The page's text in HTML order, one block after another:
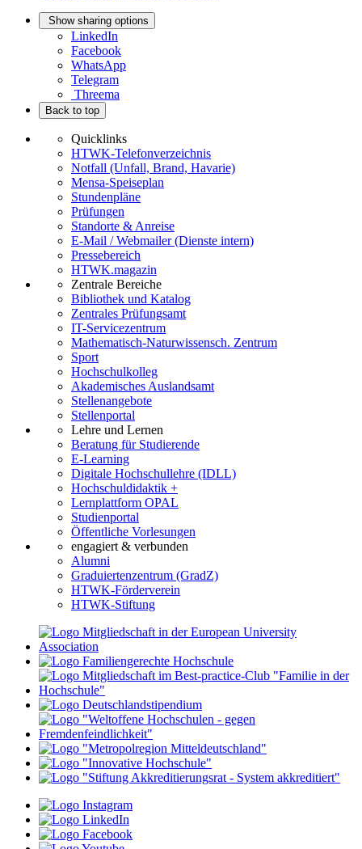
Show sharing options
LinkedIn
Facebook
WhatsApp
Telegram
Threema
Back to top
Quicklinks
HTWK-Telefonverzeichnis
Notfall (Unfall, Brand, Havarie)
Mensa-Speiseplan
Stundenpläne
Prüfungen
Standorte & Anreise
E-Mail / Webmailer (Dienste intern)
Pressebereich
HTWK.magazin
Zentrale Bereiche
Bibliothek und Katalog
Zentrales Prüfungsamt
IT-Servicezentrum
Mathematisch-Naturwissensch. Zentrum
Sport
Hochschulkolleg
Akademisches Auslandsamt
Stellenangebote
Stellenportal
Lehre und Lernen
Beratung für Studierende
E-Learning
Digitale Hochschullehre (IDLL)
Hochschuldidaktik +
Lernplattform OPAL
Studienportal
Öffentliche Vorlesungen
engagiert & verbunden
Alumni
Graduiertenzentrum (GradZ)
HTWK-Förderverein
HTWK-Stiftung